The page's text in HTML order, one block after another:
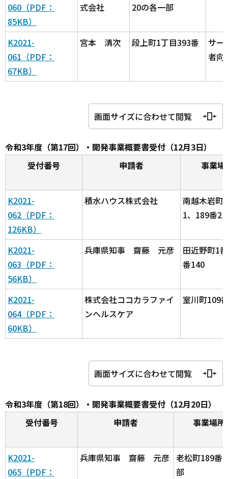
060（PDF：
85KB）
式会社
20の各一部
K2021-
061（PDF：
67KB）
宮本 清次 段上町1丁目393番
サー
者向
画面サイズに合わせて閲覧
令和3年度（第17回）・開発事業概要書受付（12月3日）
受付番号
申請者 事業場
K2021-
062（PDF：
126KB）
積水ハウス株式会社
南越木岩町
1、189番2
K2021-
063（PDF：
56KB）
兵庫県知事 齋藤 元彦
田近野町1
番140
K2021-
064（PDF：
60KB）
株式会社ココカラファイ
ンヘルスケア
室川町109
画面サイズに合わせて閲覧
令和3年度（第18回）・開発事業概要書受付（12月20日）
受付番号
申請者 事業場所
K2021-
065（PDF：
兵庫県知事 齋藤 元彦 老松町189番
部